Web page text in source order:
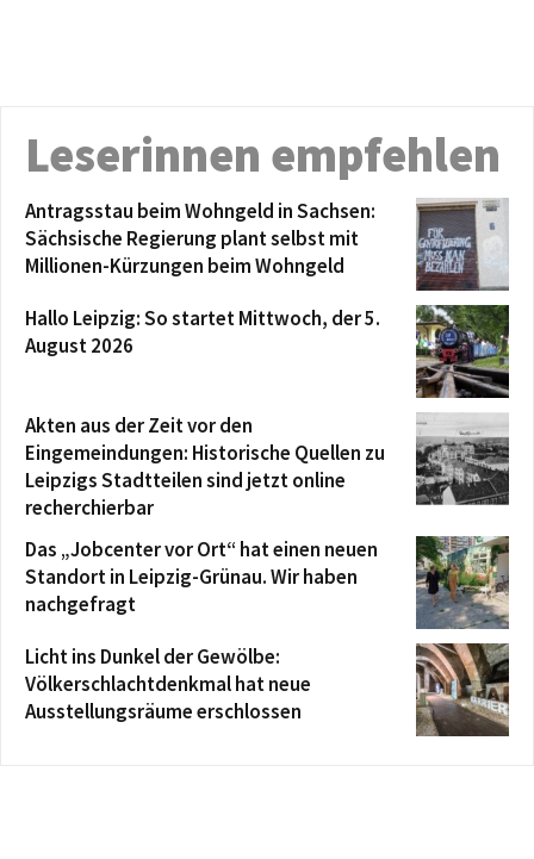
Leserinnen empfehlen
Antragsstau beim Wohngeld in Sachsen:
Sächsische Regierung plant selbst mit
Millionen-Kürzungen beim Wohngeld
Hallo Leipzig: So startet Mittwoch, der 5.
August 2026
Akten aus der Zeit vor den
Eingemeindungen: Historische Quellen zu
Leipzigs Stadtteilen sind jetzt online
recherchierbar
Das „Jobcenter vor Ort“ hat einen neuen
Standort in Leipzig-Grünau. Wir haben
nachgefragt
Licht ins Dunkel der Gewölbe:
Völkerschlachtdenkmal hat neue
Ausstellungsräume erschlossen